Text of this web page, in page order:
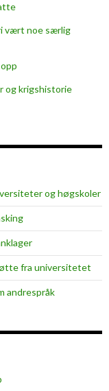
vært noe særlig
og krigshistorie
og høgskoler
fra universitetet
andrespråk